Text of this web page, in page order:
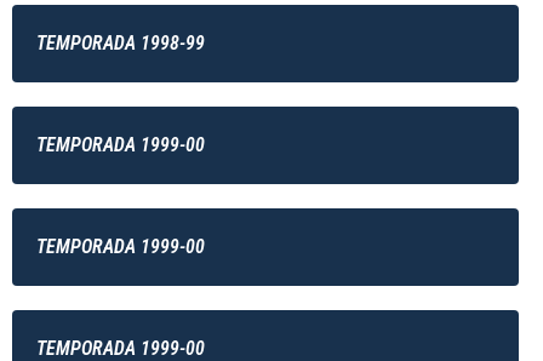
TEMPORADA 1998-99
TEMPORADA 1999-00
TEMPORADA 1999-00
TEMPORADA 1999-00